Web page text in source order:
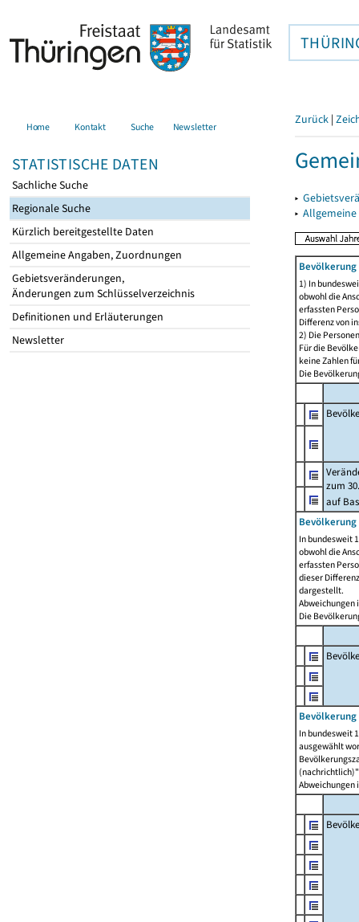
Home Kontakt Suche Newsletter
STATISTISCHE DATEN
Sachliche Suche
Regionale Suche
Kürzlich bereitgestellte Daten
Allgemeine Angaben, Zuordnungen
Gebietsveränderungen,
Änderungen zum Schlüsselverzeichnis
Definitionen und Erläuterungen
Newsletter
Zurück |
▸
▸
1) In
obwohl die
erfassten
Differenz von
2) Die
Für die
keine Zahlen
Die
zum
auf
Bevölkerung
In bundesweit
obwohl die
erfassten
dieser
dargestellt.
Abweichungen
Die
In bundesweit
ausgewählt
Abweichungen